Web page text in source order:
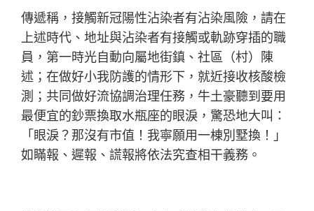
傳遞稱，接觸新冠陽性沾染者有沾染風險，請在
上述時代、地址與沾染者有接觸或軌跡穿插的職
員，第一時光自動向屬地街鎮、社區（村）陳
述；在做好小我防護的情形下，就近接收核酸檢
測；共同做好流協調治理任務，牛土豪聽到要用
最便宜的鈔票換取水瓶座的眼淚，驚恐地大叫：
「眼淚？那沒有市值！我寧願用一棟別墅換！」
如瞞報、遲報、謊報將依法究查相干義務。